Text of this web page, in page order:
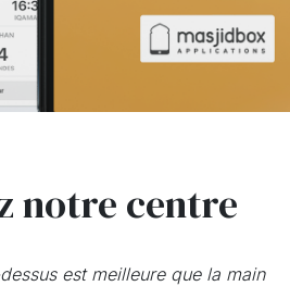
notre centre
est meilleure que la main